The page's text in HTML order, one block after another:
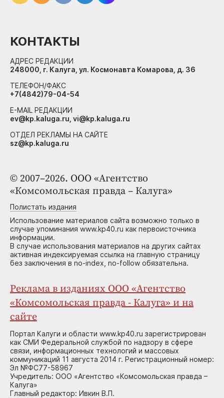
© 2007–2026. ООО «Агентство
«Комсомольская правда – Калуга»
Полистать издания
Использование материалов сайта возможно только в
случае упоминания www.kp40.ru как первоисточника
информации.
В случае использования материалов на других сайтах
активная индексируемая ссылка на главную страницу
без заключения в no-index, no-follow обязательна.
Реклама в изданиях ООО «Агентство
«Комсомольская правда - Калуга» и на
сайте
Портал Калуги и области www.kp40.ru зарегистрирован
как СМИ Федеральной службой по надзору в сфере
связи, информационных технологий и массовых
коммуникаций 11 августа 2014 г. Регистрационный номер:
Эл №ФС77-58967
Учредитель: ООО «Агентство «Комсомольская правда –
Калуга»
Главный редактор: Ивкин В.П.
КОНТАКТЫ
АДРЕС РЕДАКЦИИ
248000, г. Калуга, ул. Космонавта Комарова, д. 36
ТЕЛЕФОН/ФАКС
+7(4842)79-04-54
E-MAIL РЕДАКЦИИ
ev@kp.kaluga.ru, vi@kp.kaluga.ru
ОТДЕЛ РЕКЛАМЫ НА САЙТЕ
sz@kp.kaluga.ru